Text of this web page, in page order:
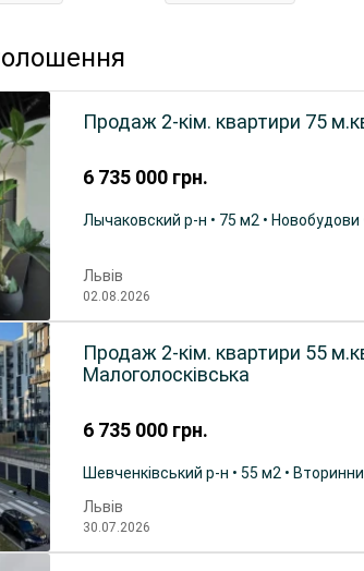
6 735 000 грн.
Продаж 2-кім. квартири 75
Лычаковский р-н • 75 м2 • Новобудови
Львів
02.08.2026
6 735 000 грн.
Продаж 2-кім. квартири 55
Малоголосківська
Шевченківський р-н • 55 м2 •
Львів
30.07.2026